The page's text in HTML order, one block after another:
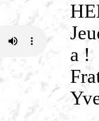
a !